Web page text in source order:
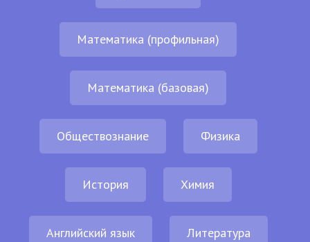
Математика (профильная)
Математика (базовая)
Обществознание Физика
История Химия
Английский язык Литература